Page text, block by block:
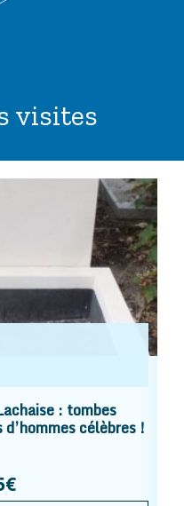
visites
: tombes
célèbres !